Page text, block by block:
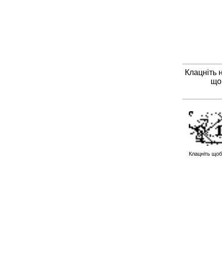
Клацніть
Клацніть